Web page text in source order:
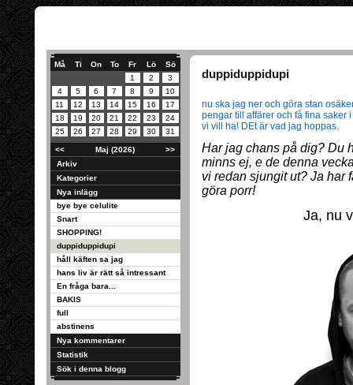
Må Ti On To Fr Lö
Sö
1
2
3
4
5 6 7 8 9
10
11
12 13 14 15 16
17
18
19 20 21 22 23
24
25
26 27 28 29 30 31
<< Maj (2026)
>>
Arkiv
Kategorier
Nya inlägg
bye bye celulite
Snart
SHOPPING!
duppiduppidupi
håll käften sa jag
hans liv är rätt så intressant
En fråga bara...
BAKIS
full
abstinens
Nya kommentarer
Statistik
Sök i denna blogg
duppiduppidupi
nu ska jag ner och göra stan
pengar till affärer och få fina saker
vi vill ha! DEt är vad jag hoppas.
Har jag chans på dig? Du
minns ej, e de denna
vi redan sjungit ut? Ja har
göra porr!
Ja, nu